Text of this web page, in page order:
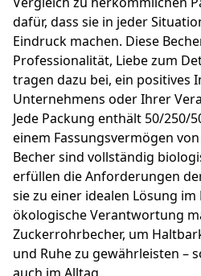
dafür, dass sie in jeder
Eindruck machen. Diese
Professionalität, Liebe zum
tragen dazu bei, ein positives
Unternehmens oder Ihrer
Jede Packung enthält 50/250/
einem Fassungsvermögen
Becher sind vollständig
erfüllen die Anforderungen
sie zu einer idealen Lösung
ökologische Verantwortung
Zuckerrohrbecher, um
und Ruhe zu gewährleisten –